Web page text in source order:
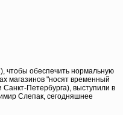
чтобы обеспечить нормальную
магазинов "носят временный
Петербурга), выступили в
Слепак, сегодняшнее